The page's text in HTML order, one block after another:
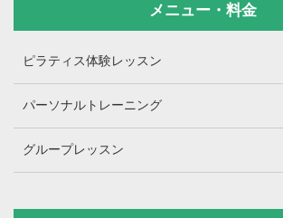
メニュー・料金
ピラティス体験レッスン
パーソナルトレーニング
グループレッスン